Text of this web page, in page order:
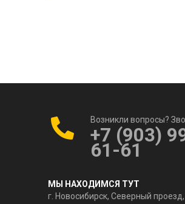
Возникли вопросы?
+7 (903)
61-61
МЫ НАХОДИМСЯ ТУТ
г. Новосибирск, Северный